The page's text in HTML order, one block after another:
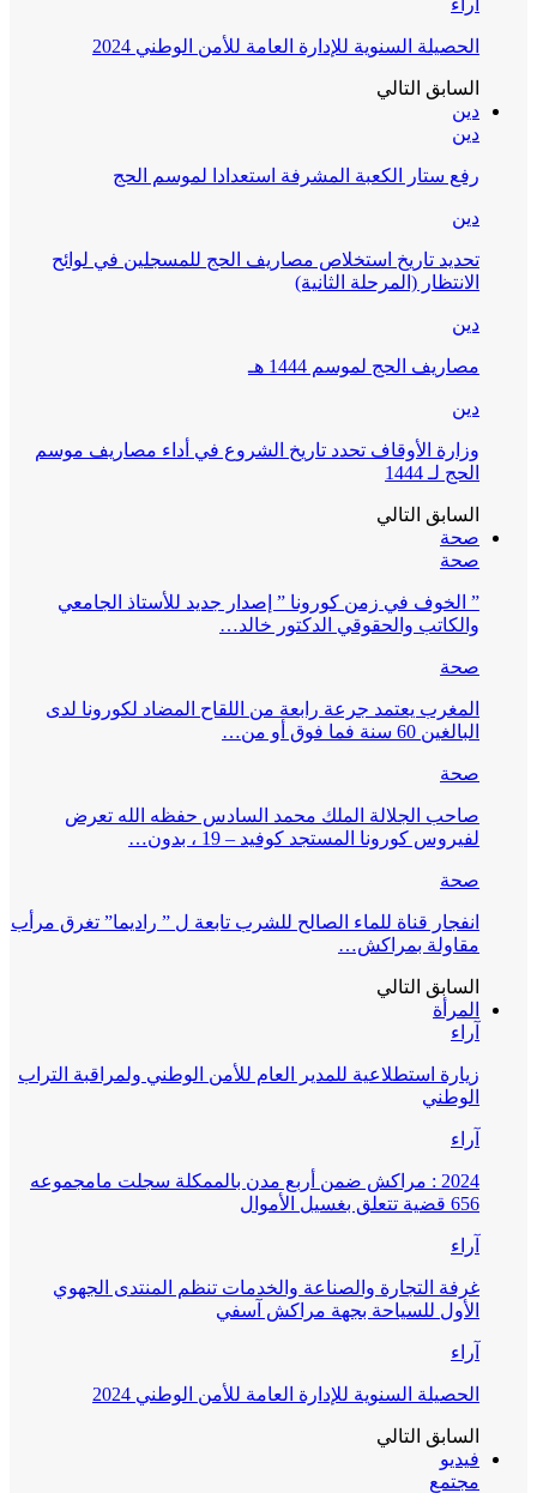
آراء
الحصيلة السنوية للإدارة العامة للأمن الوطني 2024
السابق التالي
دين
دين
رفع ستار الكعبة المشرفة استعدادا لموسم الحج
دين
تحديد تاريخ استخلاص مصاريف الحج للمسجلين في لوائح
الانتظار (المرحلة الثانية)
دين
مصاريف الحج لموسم 1444 هـ
دين
وزارة الأوقاف تحدد تاريخ الشروع في أداء مصاريف موسم
الحج لـ 1444
السابق التالي
صحة
صحة
” الخوف في زمن كورونا ” إصدار جديد للأستاذ الجامعي
والكاتب والحقوقي الدكتور خالد…
صحة
المغرب يعتمد جرعة رابعة من اللقاح المضاد لكورونا لدى
البالغين 60 سنة فما فوق أو من…
صحة
صاحب الجلالة الملك محمد السادس حفظه الله تعرض
لفيروس كورونا المستجد كوفيد – 19 ، بدون…
صحة
انفجار قناة للماء الصالح للشرب تابعة ل ” راديما” تغرق مرأب
مقاولة بمراكش…
السابق التالي
المرأة
آراء
زيارة استطلاعية للمدير العام للأمن الوطني ولمراقبة التراب
الوطني
آراء
2024 : مراكش ضمن أربع مدن بالممكلة سجلت مامجموعه
656 قضية تتعلق بغسيل الأموال
آراء
غرفة التجارة والصناعة والخدمات تنظم المنتدى الجهوي
الأول للسياحة بجهة مراكش آسفي
آراء
الحصيلة السنوية للإدارة العامة للأمن الوطني 2024
السابق التالي
فيديو
مجتمع